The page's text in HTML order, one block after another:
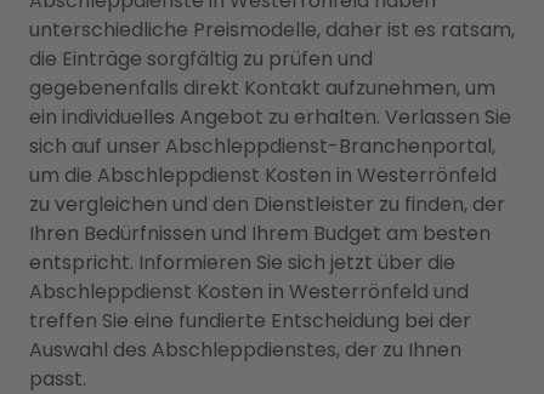
unterschiedliche Preismodelle, daher ist es ratsam,
die Einträge sorgfältig zu prüfen und
gegebenenfalls direkt Kontakt aufzunehmen, um
ein individuelles Angebot zu erhalten. Verlassen Sie
sich auf unser Abschleppdienst-Branchenportal,
um die Abschleppdienst Kosten in Westerrönfeld
zu vergleichen und den Dienstleister zu finden, der
Ihren Bedürfnissen und Ihrem Budget am besten
entspricht. Informieren Sie sich jetzt über die
Abschleppdienst Kosten in Westerrönfeld und
treffen Sie eine fundierte Entscheidung bei der
Auswahl des Abschleppdienstes, der zu Ihnen
passt.